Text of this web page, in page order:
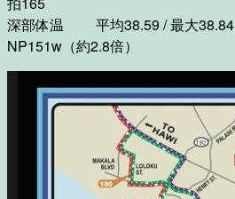
深部体温 平均38.59 / 最大38.84
NP151w（約2.8倍）